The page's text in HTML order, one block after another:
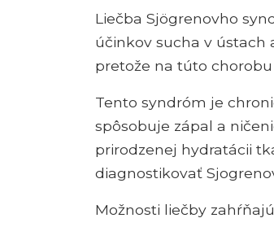
Liečba Sjögrenovho
účinkov sucha v ústach
pretože na túto
Tento syndróm je
spôsobuje zápal a
prirodzenej hydratácii
diagnostikovať
Možnosti liečby